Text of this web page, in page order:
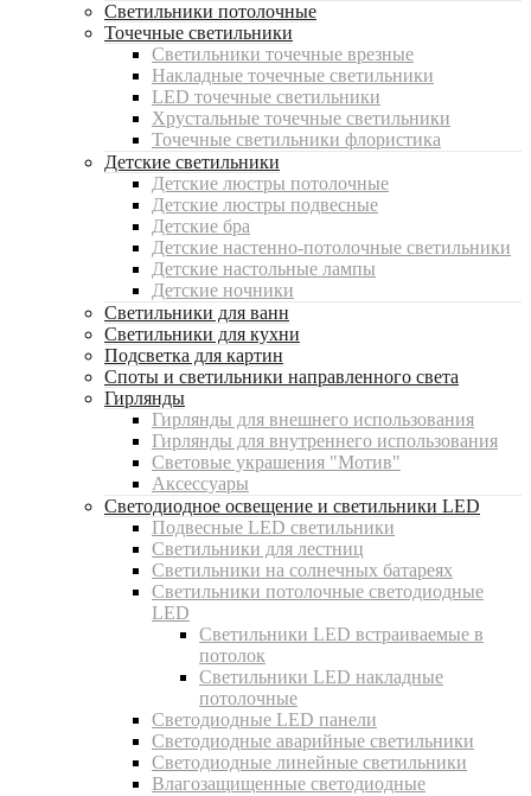
Светильники потолочные
Точечные светильники
Светильники точечные врезные
Накладные точечные светильники
LED точечные светильники
Хрустальные точечные светильники
Точечные светильники флористика
Детские светильники
Детские люстры потолочные
Детские люстры подвесные
Детские бра
Детские настенно-потолочные светильники
Детские настольные лампы
Детские ночники
Светильники для ванн
Светильники для кухни
Подсветка для картин
Споты и светильники направленного света
Гирлянды
Гирлянды для внешнего использования
Гирлянды для внутреннего использования
Световые украшения "Мотив"
Аксессуары
Светодиодное освещение и светильники LED
Подвесные LED светильники
Светильники для лестниц
Светильники на солнечных батареях
Светильники потолочные светодиодные
LED
Cветильники LED встраиваемые в
потолок
Светильники LED накладные
потолочные
Светодиодные LED панели
Светодиодные аварийные светильники
Светодиодные линейные светильники
Влагозащищенные светодиодные